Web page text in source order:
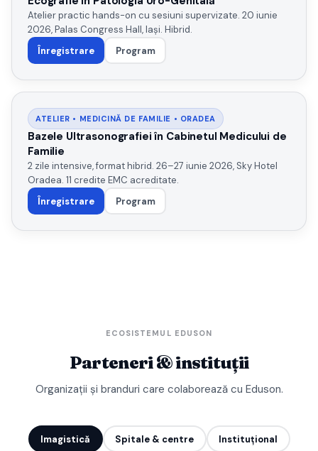
Atelier practic hands-on cu sesiuni supervizate. 20 iunie
2026, Palas Congress Hall, Iași. Hibrid.
Înregistrare
Program
ATELIER • MEDICINĂ DE FAMILIE • ORADEA
Bazele Ultrasonografiei în Cabinetul Medicului de
Familie
2 zile intensive, format hibrid. 26–27 iunie 2026, Sky Hotel
Oradea. 11 credite EMC acreditate.
Înregistrare
Program
ECOSISTEMUL EDUSON
Parteneri & instituții
Organizații și branduri care colaborează cu Eduson.
Imagistică Spitale & centre Instituțional